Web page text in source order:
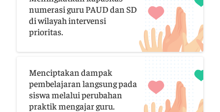
numerasi guru PAUD dan SD
di wilayah intervensi
prioritas.
Menciptakan dampak
pembelajaran langsung pada
siswa melalui perubahan
praktik mengajar guru.